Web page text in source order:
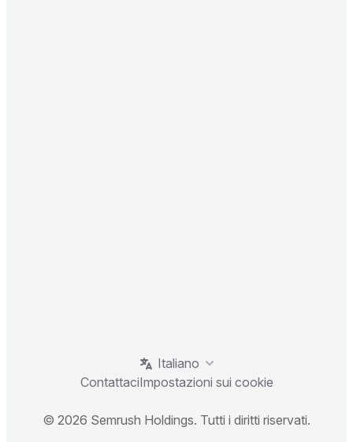
Italiano
ContattaciImpostazioni sui cookie
© 2026 Semrush Holdings. Tutti i diritti riservati.